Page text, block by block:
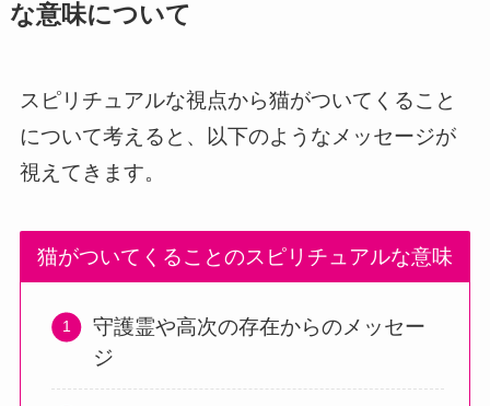
な意味について
スピリチュアルな視点から猫がついてくること
について考えると、以下のようなメッセージが
視えてきます。
猫がついてくることのスピリチュアルな意味
守護霊や高次の存在からのメッセー
ジ